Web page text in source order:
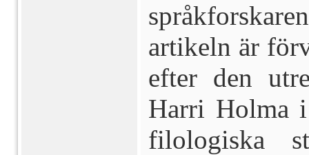
artikeln är
efter den
Harri Holma
filologiska